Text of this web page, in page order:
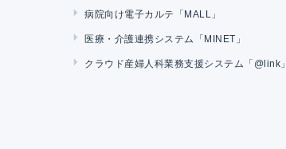
病院向け電子カルテ「MALL」
医療・介護連携システム「MINET」
クラウド産婦人科業務支援システム「@link」